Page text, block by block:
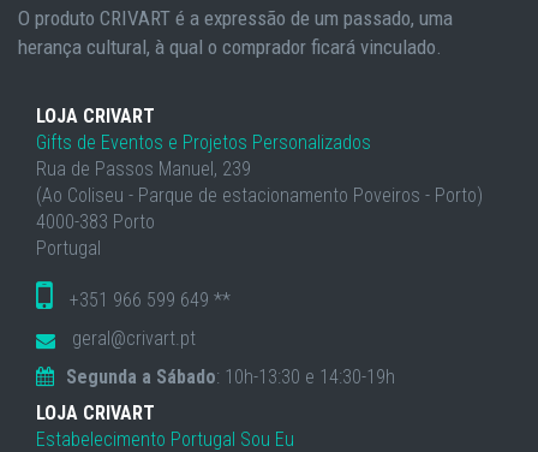
O produto CRIVART é a expressão de um passado, uma
herança cultural, à qual o comprador ficará vinculado.
LOJA CRIVART
Gifts de Eventos e Projetos Personalizados
Rua de Passos Manuel, 239
(Ao Coliseu - Parque de estacionamento Poveiros - Porto)
4000-383 Porto
Portugal
+351 966 599 649 **
geral@crivart.pt
Segunda a Sábado: 10h-13:30 e 14:30-19h
LOJA CRIVART
Estabelecimento Portugal Sou Eu